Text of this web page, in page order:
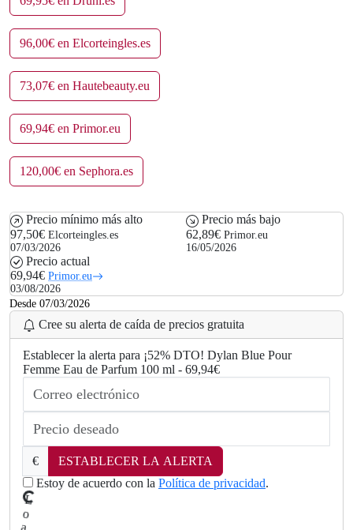
96,00€ en Elcorteingles.es
73,07€ en Hautebeauty.eu
69,94€ en Primor.eu
120,00€ en Sephora.es
Precio mínimo más alto
97,50€ Elcorteingles.es
07/03/2026
Precio más bajo
62,89€ Primor.eu
16/05/2026
Precio actual
69,94€ Primor.eu
03/08/2026
Desde 07/03/2026
Cree su alerta de caída de precios gratuita
Establecer la alerta para ¡52% DTO! Dylan Blue Pour
Femme Eau de Parfum 100 ml - 69,94€
€
ESTABLECER LA ALERTA
Estoy de acuerdo con la Política de privacidad.
L
.